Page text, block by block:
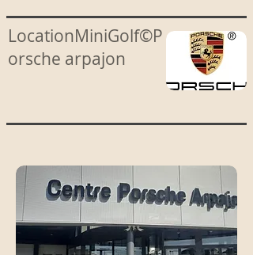
LocationMiniGolf©P
orsche arpajon